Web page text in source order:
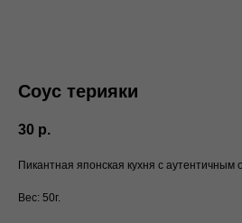
Соус терияки
30 р.
Пикантная японская кухня с аутентичным
Вес: 50г.